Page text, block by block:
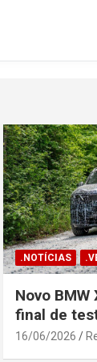
.NOTÍCIAS
Novo
final de
16/06/2026